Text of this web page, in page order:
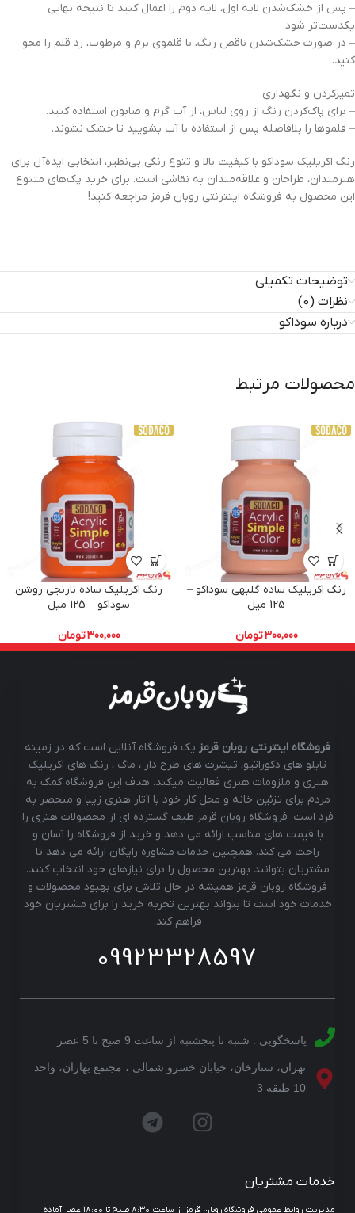
– پس از خشک‌شدن لایه اول، لایه دوم را اعمال کنید تا نتیجه نهایی
یکدست‌تر شود.
– در صورت خشک‌شدن ناقص رنگ، با قلموی نرم و مرطوب، رد قلم را محو
کنید.
تمیزکردن و نگهداری
– برای پاک‌کردن رنگ از روی لباس، از آب گرم و صابون استفاده کنید.
– قلموها را بلافاصله پس از استفاده با آب بشویید تا خشک نشوند.
رنگ اکریلیک سوداکو با کیفیت بالا و تنوع رنگی بی‌نظیر، انتخابی ایده‌آل برای
هنرمندان، طراحان و علاقه‌مندان به نقاشی است. برای خرید پک‌های متنوع
این محصول به فروشگاه اینترنتی روبان قرمز مراجعه کنید!
توضیحات تکمیلی
نظرات (0)
درباره سوداکو
محصولات مرتبط
رنگ اکریلیک ساده گلبهی سوداکو –
125 میل
300,000تومان
رنگ اکریلیک ساده نارنجی روشن
سوداکو – 125 میل
300,000تومان
فروشگاه اینترنتی روبان قرمز یک فروشگاه آنلاین است که در زمینه
تابلو های دکوراتیو، تیشرت های طرح دار ، ماگ ، رنگ های اکریلیک
هنری و ملزومات هنری فعالیت میکند. هدف این فروشگاه کمک به
مردم برای تزئین خانه و محل کار خود با آثار هنری زیبا و منحصر به
فرد است. فروشگاه روبان قرمز طیف گسترده ای از محصولات هنری را
با قیمت های مناسب ارائه می دهد و خرید از فروشگاه را آسان و
راحت می کند. همچنین خدمات مشاوره رایگان ارائه می دهد تا
مشتریان بتوانند بهترین محصول را برای نیازهای خود انتخاب کنند.
فروشگاه روبان قرمز همیشه در حال تلاش برای بهبود محصولات و
خدمات خود است تا بتواند بهترین تجربه خرید را برای مشتریان خود
فراهم کند.
09923328597
پاسخگویی : شنبه تا پنجشنبه از ساعت 9 صبح تا 5 عصر
تهران، ستارخان، خیابان خسرو شمالی ، مجتمع بهاران، واحد
10 طبقه 3
خدمات مشتریان
مدیریت روابط عمومی فروشگاه روبان قرمز از ساعت ۸:۳۰ صبح تا ۱۸:۰۰ عصر آماده